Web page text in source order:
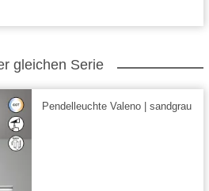
gleichen Serie
Pendelleuchte Valeno | sandgrau